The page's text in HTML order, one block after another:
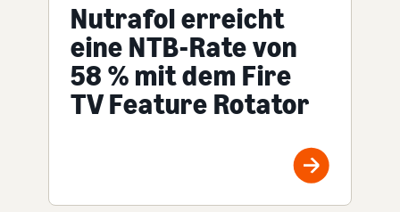
Nutrafol erreicht
eine NTB-Rate von
58 % mit dem Fire
TV Feature Rotator